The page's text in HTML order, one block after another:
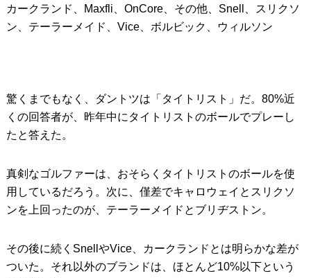
カークランド、Maxfli、OnCore、その他、Snell、スリクソ
ン、テーラーメイド、Vice、ボルビック、ウィルソン
驚くまでもなく、ダントツは「タイトリスト」だ。80%近
くの回答者が、昨年中にタイトリストのボールでプレーし
たと答えた。
真剣なゴルファーは、おそらくタイトリストのボールを使
用しているだろう。次に、僅差でキャロウェイとスリクソ
ンを上回ったのが、テーラーメイドとブリヂストン。
その後に続くSnellやVice、カークランドとは明らかな差が
ついた。それ以外のブランドは、ほとんど10%以下という